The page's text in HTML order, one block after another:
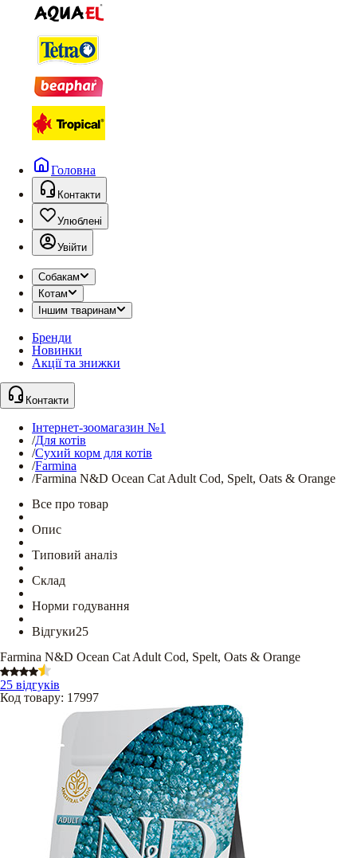
Головна
Контакти
Улюблені
Увійти
Собакам
Котам
Іншим тваринам
Бренди
Новинки
Акції та знижки
Контакти
Інтернет-зоомагазин №1
/Для котів
/Сухий корм для котів
/Farmina
/Farmina N&D Ocean Cat Adult Cod, Spelt, Oats & Orange
Все про товар
Опис
Типовий аналіз
Склад
Норми годування
Відгуки25
Farmina N&D Ocean Cat Adult Cod, Spelt, Oats & Orange
25 відгуків
Код товару: 17997